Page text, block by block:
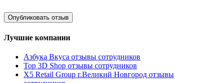
Лучшие компании
Азбука Вкуса отзывы сотрудников
Top 3D Shop отзывы сотрудников
X5 Retail Group г.Великий Новгород отзывы